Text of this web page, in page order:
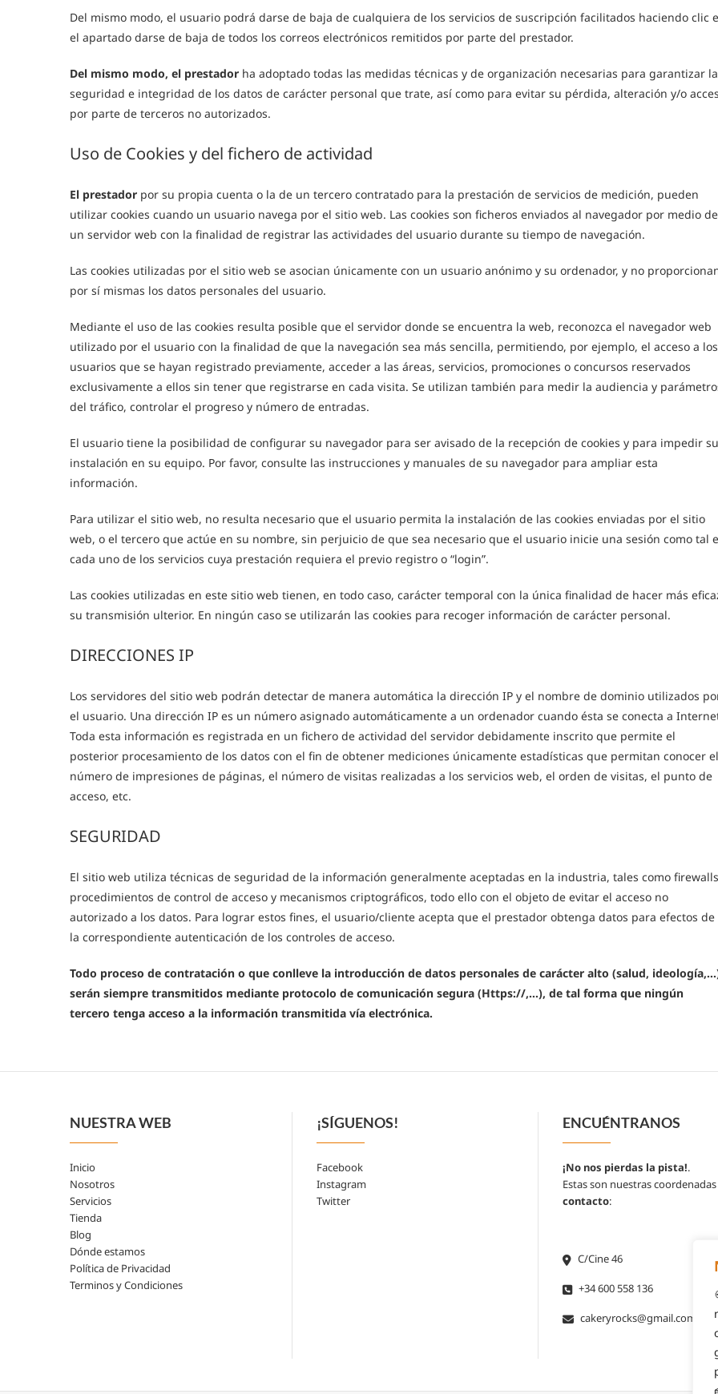
Del mismo modo, el usuario podrá darse de baja de cualquiera de los servicios de suscripción facilitados haciendo clic
el apartado darse de baja de todos los correos electrónicos remitidos por parte del prestador.
Del mismo modo, el prestador ha adoptado todas las medidas técnicas y de organización necesarias para garantizar la
seguridad e integridad de los datos de carácter personal que trate, así como para evitar su pérdida, alteración y/o
por parte de terceros no autorizados.
Uso de Cookies y del fichero de actividad
El prestador por su propia cuenta o la de un tercero contratado para la prestación de servicios de medición, pueden
utilizar cookies cuando un usuario navega por el sitio web. Las cookies son ficheros enviados al navegador por medio de
un servidor web con la finalidad de registrar las actividades del usuario durante su tiempo de navegación.
Las cookies utilizadas por el sitio web se asocian únicamente con un usuario anónimo y su ordenador, y no
por sí mismas los datos personales del usuario.
Mediante el uso de las cookies resulta posible que el servidor donde se encuentra la web, reconozca el navegador web
utilizado por el usuario con la finalidad de que la navegación sea más sencilla, permitiendo, por ejemplo, el acceso a los
usuarios que se hayan registrado previamente, acceder a las áreas, servicios, promociones o concursos reservados
exclusivamente a ellos sin tener que registrarse en cada visita. Se utilizan también para medir la audiencia y
del tráfico, controlar el progreso y número de entradas.
El usuario tiene la posibilidad de configurar su navegador para ser avisado de la recepción de cookies y para impedir su
instalación en su equipo. Por favor, consulte las instrucciones y manuales de su navegador para ampliar esta
información.
Para utilizar el sitio web, no resulta necesario que el usuario permita la instalación de las cookies enviadas por el sitio
web, o el tercero que actúe en su nombre, sin perjuicio de que sea necesario que el usuario inicie una sesión como tal
cada uno de los servicios cuya prestación requiera el previo registro o “login”.
Las cookies utilizadas en este sitio web tienen, en todo caso, carácter temporal con la única finalidad de hacer más
su transmisión ulterior. En ningún caso se utilizarán las cookies para recoger información de carácter personal.
DIRECCIONES IP
Los servidores del sitio web podrán detectar de manera automática la dirección IP y el nombre de dominio utilizados
el usuario. Una dirección IP es un número asignado automáticamente a un ordenador cuando ésta se conecta a
Toda esta información es registrada en un fichero de actividad del servidor debidamente inscrito que permite el
posterior procesamiento de los datos con el fin de obtener mediciones únicamente estadísticas que permitan conocer el
número de impresiones de páginas, el número de visitas realizadas a los servicios web, el orden de visitas, el punto de
acceso, etc.
SEGURIDAD
El sitio web utiliza técnicas de seguridad de la información generalmente aceptadas en la industria, tales como
procedimientos de control de acceso y mecanismos criptográficos, todo ello con el objeto de evitar el acceso no
autorizado a los datos. Para lograr estos fines, el usuario/cliente acepta que el prestador obtenga datos para efectos de
la correspondiente autenticación de los controles de acceso.
Todo proceso de contratación o que conlleve la introducción de datos personales de carácter alto (salud,
serán siempre transmitidos mediante protocolo de comunicación segura (Https://,…), de tal forma que ningún
tercero tenga acceso a la información transmitida vía electrónica.
NUESTRA WEB
Inicio
Nosotros
Servicios
Tienda
Blog
Dónde estamos
Política de Privacidad
Terminos y Condiciones
¡SÍGUENOS!
Facebook
Instagram
Twitter
ENCUÉNTRANOS
¡No nos pierdas la pista!.
Estas son nuestras
contacto:
C/Cine 46
+34 600 558 136
cakeryrocks@gmail.com